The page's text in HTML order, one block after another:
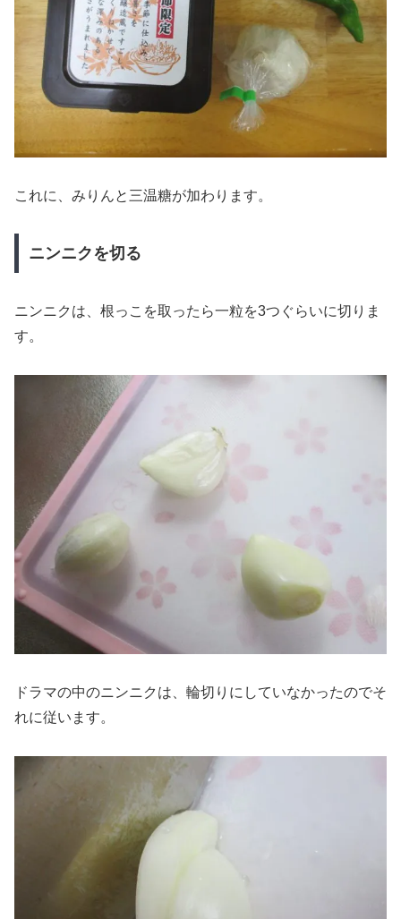
これに、みりんと三温糖が加わります。
ニンニクを切る
ニンニクは、根っこを取ったら一粒を3つぐらいに切りま
す。
ドラマの中のニンニクは、輪切りにしていなかったのでそ
れに従います。